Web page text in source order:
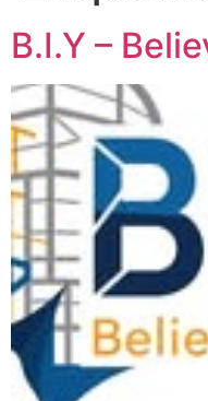
B.I.Y –